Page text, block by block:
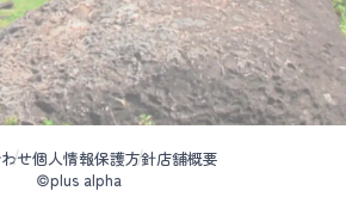
せ個人情報保護方針店舗概要
©plus alpha